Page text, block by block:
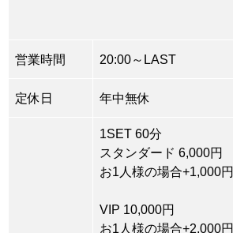
営業時間 20:00～LAST
定休日 年中無休
1SET 60分
スタンダード 6,000円
お1人様の場合+1,000円
VIP 10,000円
お1人様の場合+2,000円